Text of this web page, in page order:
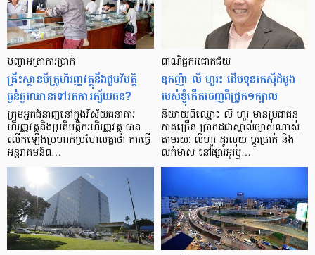
បញ្ហា​អត្រា​ការប្រាក់
គ្រឹះស្ថាន​មីក្រូ​ហិរញ្ញវត្ថុ​នឹង​ជួប​វិបត្តិ​
ធ្ងន់ធ្ងរ​ឈាន​ទៅ​រក​ការ​ក្ស័យធន?
ក្រុម​អ្នក​ជំនាញ​នៅ​ក្នុង​វិស័យ​ធនាគារ
ហិរញ្ញវត្ថុ​និង​ប្រតិបត្តិករ​ហិរញ្ញ​វត្ថុ បាន​​
លើក​ឡើង​ប្រហាក់​ប្រហែល​គ្នា​ថា ការ​ធ្វើ​
អន្តរាគមន៍​ព…
ពាណិជ្ជករជោគជ័យ
ឧកញ៉ា លី ហួរ៖ ដើមទុនរកស៊ីដំបូង
របស់ខ្ញុំកើតចេញពីជ្រូក១ក្បាល
និយាយ​ពី​ឈ្មោះ លី ហួរ មាន​ប្រជាជន​
ភាគ​ច្រើន ប្រាកដ​ជា​ស្គាល់​ច្បាស់​ណាស់
តាមរយៈ លីហួរ ដូរ​លុយ ប្តូរ​បា្រក់ និង​
លក់​មាស នៅ​ផ្សារ​អូរ​ឫ…